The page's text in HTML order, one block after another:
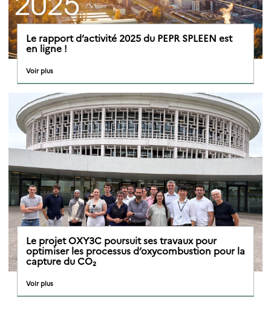
Le rapport d’activité 2025 du PEPR SPLEEN est
en ligne !
Voir plus
Le projet OXY3C poursuit ses travaux pour
optimiser les processus d’oxycombustion pour la
capture du CO₂
Voir plus